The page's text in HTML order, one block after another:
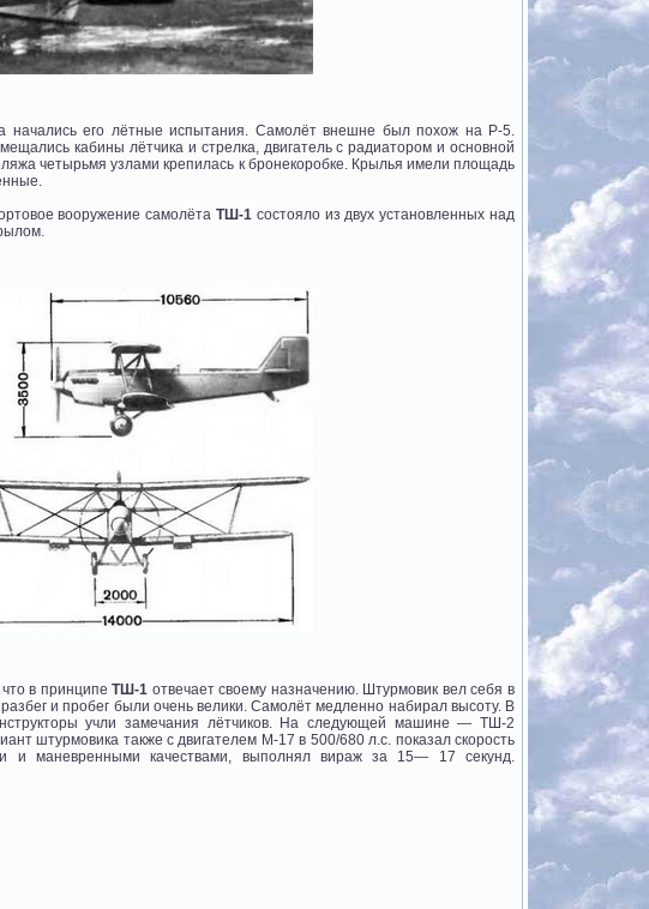
начались его лётные испытания. Самолёт внешне был похож на Р-5.
кабины лётчика и стрелка, двигатель с радиатором и основной
четырьмя узлами крепилась к бронекоробке. Крылья имели площадь
вооружение самолёта ТШ-1состояло из двух установленных над
в принципеТШ-1 отвечает своему назначению. Штурмовик вел себя в
и пробег были очень велики. Самолёт медленно набирал высоту. В
учли замечания лётчиков. На следующей машине — ТШ-2
штурмовика также с двигателем М-17 в 500/680 л.с. показал скорость
и маневренными качествами, выполнял вираж за 15— 17 секунд.